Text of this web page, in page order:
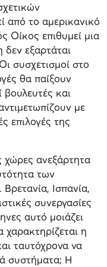
από το αμερικανικό
Οίκος επιθυμεί μια
δεν εξαρτάται
συσχετισμοί στο
θα παίξουν
και
με
επιλογές της
χώρες ανεξάρτητα
των
Ισπανία,
συνεργασίες
αυτό μοιάζει
χαρακτηρίζεται η
ταυτόχρονα να
συστήματα; Η